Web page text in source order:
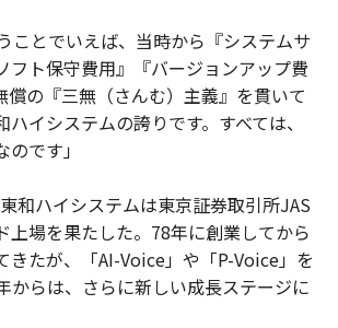
ことでいえば、当時から『システムサ
フト保守費用』『バージョンアップ費
償の『三無（さんむ）主義』を貫いて
イシステムの誇りです。すべては、
です」
和ハイシステムは東京証券取引所JAS
上場を果たした。78年に創業してから
きたが、「AI-Voice」や「P-Voice」を
からは、さらに新しい成長ステージに